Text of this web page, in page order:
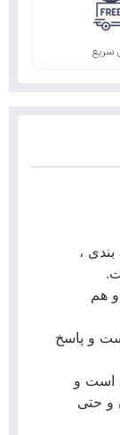
سریع
،
و هم
و پاسخ
است و
و حتی